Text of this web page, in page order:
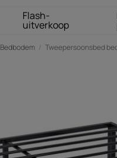
Flash-
uitverkoop
Bedbodem Tweepersoonsbed